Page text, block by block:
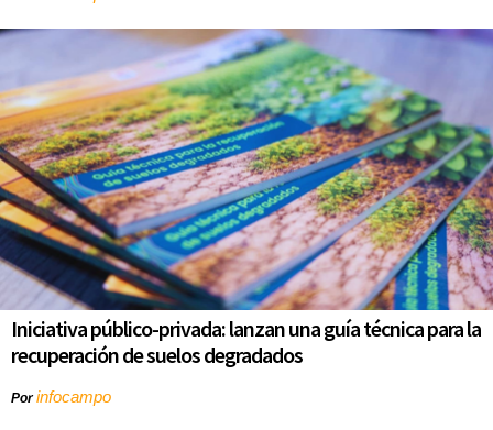
Iniciativa público-privada: lanzan una guía técnica para la
recuperación de suelos degradados
Porinfocampo